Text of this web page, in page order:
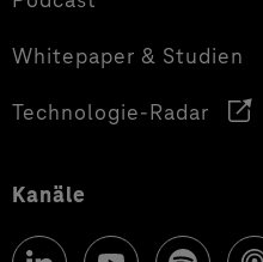
Whitepaper & Studien
Technologie-Radar
Kanäle